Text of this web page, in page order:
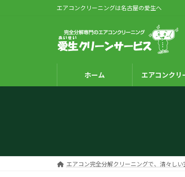
キ
に
エアコンクリーニングは名古屋の愛生へ
ホーム エアコンクリ
エアコン完全分解クリーニングで、清々しい